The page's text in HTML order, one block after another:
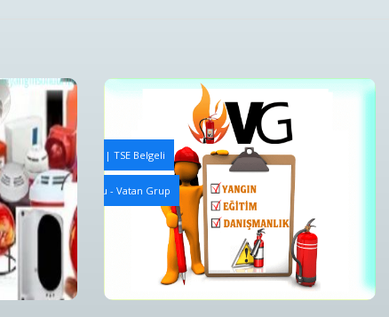
Periyodik Kontrolleri | TSE Belgeli
Hattı Kurulumu - Vatan Grup
Yangın Algılama ve Alarm Bakım ve Kontrolleri
Bursa Yangın Uyarı Algılama ve Alarm Bakım ve
Detaylar